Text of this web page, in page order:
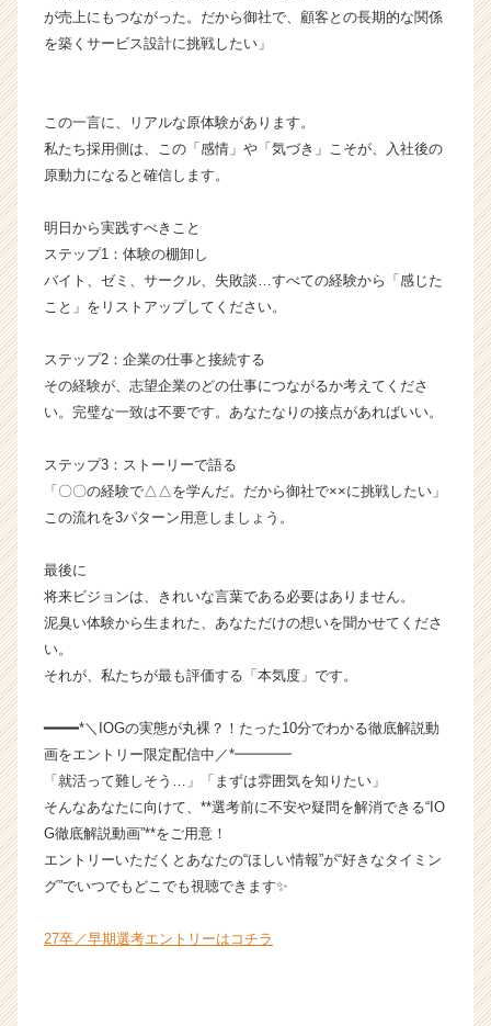
ト
キ
ャ
リ
h
e
e
r
a
r
e
が売上にもつながった。だから御社で、顧客との長期的な関係
を築くサービス設計に挑戦したい」
この一言に、リアルな原体験があります。
私たち採用側は、この「感情」や「気づき」こそが、入社後の
原動力になると確信します。
明日から実践すべきこと
ステップ1：体験の棚卸し
バイト、ゼミ、サークル、失敗談…すべての経験から「感じた
こと」をリストアップしてください。
ステップ2：企業の仕事と接続する
その経験が、志望企業のどの仕事につながるか考えてくださ
い。完璧な一致は不要です。あなたなりの接点があればいい。
ステップ3：ストーリーで語る
「〇〇の経験で△△を学んだ。だから御社で××に挑戦したい」
この流れを3パターン用意しましょう。
最後に
将来ビジョンは、きれいな言葉である必要はありません。
泥臭い体験から生まれた、あなただけの想いを聞かせてくださ
い。
それが、私たちが最も評価する「本気度」です。
━━━━*＼IOGの実態が丸裸？！たった10分でわかる徹底解説動
画をエントリー限定配信中／*━━━━
「就活って難しそう…」「まずは雰囲気を知りたい」
そんなあなたに向けて、**選考前に不安や疑問を解消できる“IO
G徹底解説動画”**をご用意！
エントリーいただくとあなたの“ほしい情報”が“好きなタイミン
グ”でいつでもどこでも視聴できます✨
27卒／早期選考エントリーはコチラ